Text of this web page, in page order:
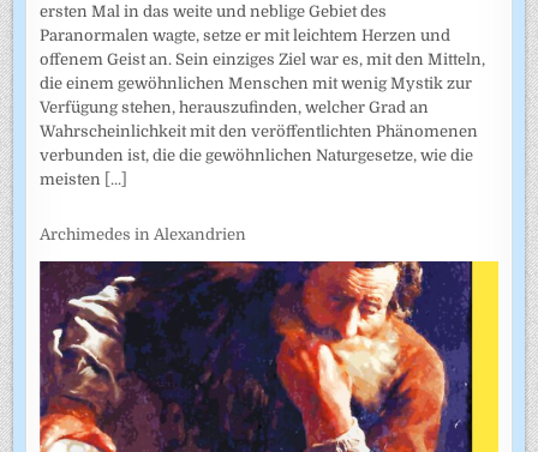
ersten Mal in das weite und neblige Gebiet des
Paranormalen wagte, setze er mit leichtem Herzen und
offenem Geist an. Sein einziges Ziel war es, mit den Mitteln,
die einem gewöhnlichen Menschen mit wenig Mystik zur
Verfügung stehen, herauszufinden, welcher Grad an
Wahrscheinlichkeit mit den veröffentlichten Phänomenen
verbunden ist, die die gewöhnlichen Naturgesetze, wie die
meisten [...]
Archimedes in Alexandrien